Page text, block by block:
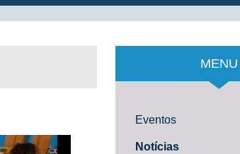
MENU
Eventos
Notícias